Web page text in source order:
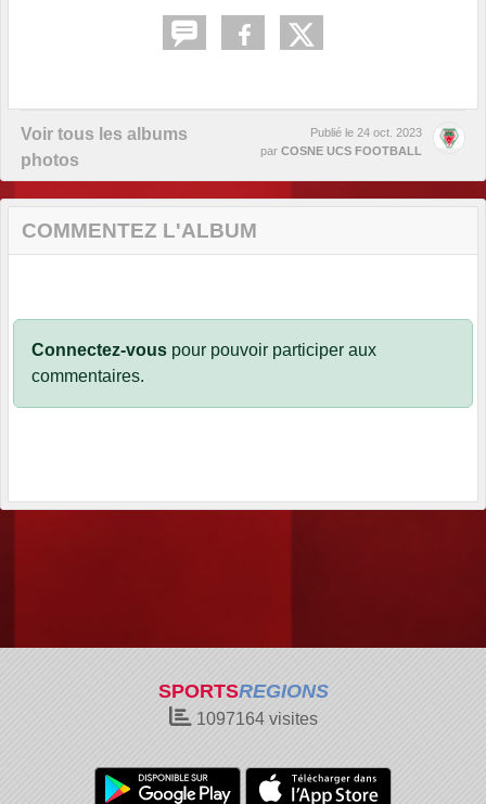
Voir tous les albums
photos
Publié le 24 oct. 2023
par COSNE UCS FOOTBALL
COMMENTEZ L'ALBUM
Connectez-vous pour pouvoir participer aux
commentaires.
SPORTSREGIONS
1097164visites